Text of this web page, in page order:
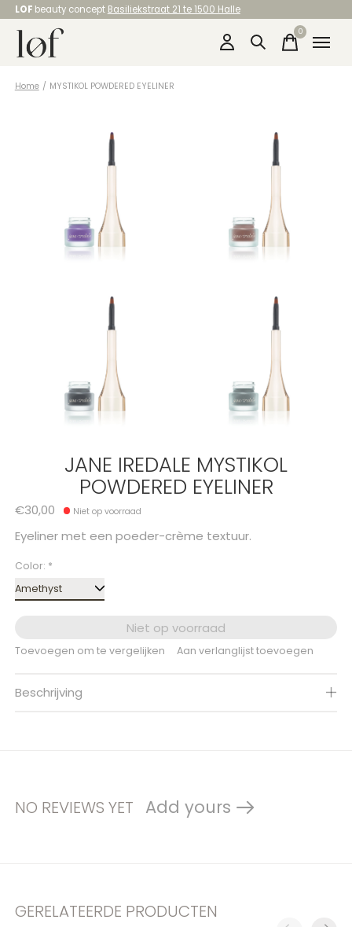
LOF beauty concept Basiliekstraat 21 te 1500 Halle
0items
Home / MYSTIKOL POWDERED EYELINER
JANE IREDALE MYSTIKOL
POWDERED EYELINER
€30,00 Niet op voorraad
Eyeliner met een poeder-crème textuur.
Color: *
Niet op voorraad
Toevoegen om te vergelijken Aan verlanglijst toevoegen
Beschrijving
NO REVIEWS YET Add yours
GERELATEERDE PRODUCTEN